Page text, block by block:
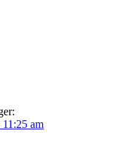
am